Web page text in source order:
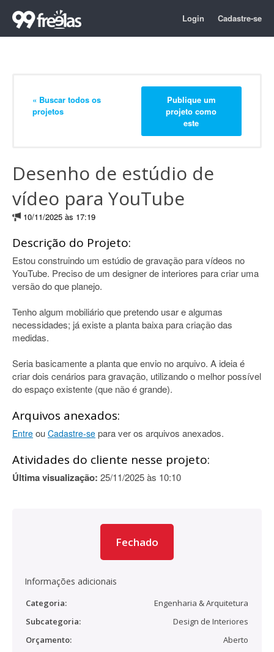
Login Cadastre-se
« Buscar todos os
projetos
Publique um
projeto como
este
Desenho de estúdio de
vídeo para YouTube
10/11/2025 às 17:19
Descrição do Projeto:
Estou construindo um estúdio de gravação para vídeos no
YouTube. Preciso de um designer de interiores para criar uma
versão do que planejo.
Tenho algum mobiliário que pretendo usar e algumas
necessidades; já existe a planta baixa para criação das
medidas.
Seria basicamente a planta que envio no arquivo. A ideia é
criar dois cenários para gravação, utilizando o melhor possível
do espaço existente (que não é grande).
Arquivos anexados:
Entre ou Cadastre-se para ver os arquivos anexados.
Atividades do cliente nesse projeto:
Última visualização: 25/11/2025 às 10:10
Fechado
Informações adicionais
Categoria:
Engenharia & Arquitetura
Subcategoria:
Design de Interiores
Orçamento:
Aberto